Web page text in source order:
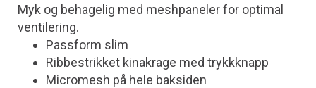
Myk og behagelig med meshpaneler for optimal
ventilering.
Passform slim
Ribbestrikket kinakrage med trykkknapp
Micromesh på hele baksiden